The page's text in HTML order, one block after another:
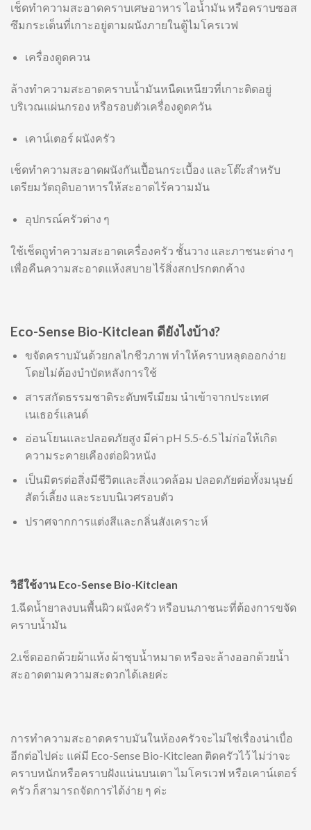
เช็ดทำความสะอาดคราบเศษอาหาร ไอน้ำมัน หรือคราบซอส
ซึมกระเด็นที่เกาะอยู่ตามผนังภายในตู้ไมโครเวฟ
เครื่องดูดควน
ล้างทำความสะอาดคราบน้ำมันหนืดเหนียวที่เกาะติดอยู่
บริเวณแผ่นกรอง หรือรอบตัวเครื่องดูดควัน
เคาน์เตอร์ ผนังครัว
เช็ดทำความสะอาดผนังกันเปื้อนกระเบื้อง และโต๊ะสำหรับ
เตรียมวัตถุดิบอาหารให้สะอาดไร้ความมัน
อุปกรณ์ครัวต่าง ๆ
ใช้เช็ดถูทำความสะอาดเครื่องครัว ชั้นวาง และภาชนะต่าง ๆ
เพื่อคืนความสะอาดแห้งสบาย ไร้สิ่งสกปรกตกค้าง
Eco-Sense Bio-Kitclean ดียังไงบ้าง?
ขจัดคราบมันด้วยกลไกชีวภาพ ทำให้คราบหลุดออกง่าย
โดยไม่ต้องบำบัดหลังการใช้
สารสกัดธรรมชาติระดับพรีเมียม นำเข้าจากประเทศ
เนเธอร์แลนด์
อ่อนโยนและปลอดภัยสูง มีค่า pH 5.5-6.5 ไม่ก่อให้เกิด
ความระคายเคืองต่อผิวหนัง
เป็นมิตรต่อสิ่งมีชีวิตและสิ่งแวดล้อม ปลอดภัยต่อทั้งมนุษย์
สัตว์เลี้ยง และระบบนิเวศรอบตัว
ปราศจากการแต่งสีและกลิ่นสังเคราะห์
วิธีใช้งาน Eco-Sense Bio-Kitclean
1.ฉีดน้ำยาลงบนพื้นผิว ผนังครัว หรือบนภาชนะที่ต้องการขจัด
คราบน้ำมัน
2.เช็ดออกด้วยผ้าแห้ง ผ้าชุบน้ำหมาด หรือจะล้างออกด้วยน้ำ
สะอาดตามความสะดวกได้เลยค่ะ
การทำความสะอาดคราบมันในห้องครัวจะไม่ใช่เรื่องน่าเบื่อ
อีกต่อไปค่ะ แค่มี Eco-Sense Bio-Kitclean ติดครัวไว้ ไม่ว่าจะ
คราบหนักหรือคราบฝังแน่นบนเตา ไมโครเวฟ หรือเคาน์เตอร์
ครัว ก็สามารถจัดการได้ง่าย ๆ ค่ะ